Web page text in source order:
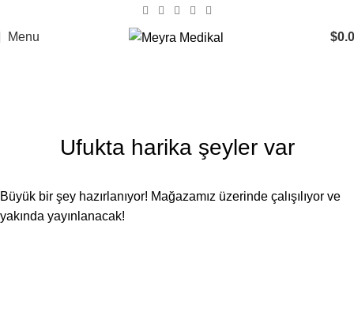
Menu $
Ufukta harika şeyler var
Büyük bir şey hazırlanıyor! Mağazamız üzerinde çalışılıyor ve
yakında yayınlanacak!